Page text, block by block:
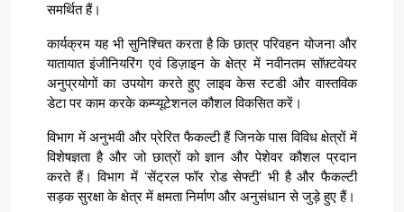
समर्थित हैं।
कार्यक्रम यह भी सुनिश्चित करता है कि छात्र परिवहन योजना और
यातायात इंजीनियरिंग एवं डिज़ाइन के क्षेत्र में नवीनतम सॉफ़्टवेयर
अनुप्रयोगों का उपयोग करते हुए लाइव केस स्टडी और वास्तविक
डेटा पर काम करके कम्प्यूटेशनल कौशल विकसित करें।
विभाग में अनुभवी और प्रेरित फैकल्टी हैं जिनके पास विविध क्षेत्रों में
विशेषज्ञता है और जो छात्रों को ज्ञान और पेशेवर कौशल प्रदान
करते हैं। विभाग में ‘सेंट्रल फॉर रोड सेफ्टी’ भी है और फैकल्टी
सड़क सुरक्षा के क्षेत्र में क्षमता निर्माण और अनुसंधान से जुड़े हुए हैं।